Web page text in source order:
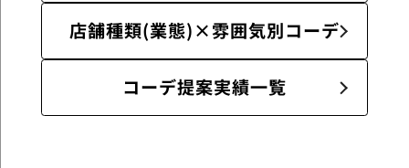
店舗種類(業態)×雰囲気別コーデ
コーデ提案実績一覧